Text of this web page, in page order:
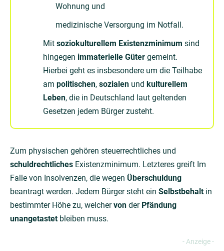
Wohnung und
medizinische Versorgung im Notfall.
Mit soziokulturellem Existenzminimum sind
hingegen immaterielle Güter gemeint.
Hierbei geht es insbesondere um die Teilhabe
am politischen, sozialen und kulturellem
Leben, die in Deutschland laut geltenden
Gesetzen jedem Bürger zusteht.
Zum physischen gehören steuerrechtliches und
schuldrechtliches Existenzminimum. Letzteres greift Im
Falle von Insolvenzen, die wegen Überschuldung
beantragt werden. Jedem Bürger steht ein Selbstbehaltin
bestimmter Höhe zu, welchervon der Pfändung
unangetastetbleiben muss.